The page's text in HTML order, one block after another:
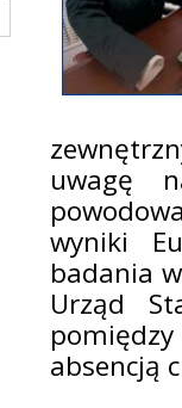
uwagę
wyniki
badania
Urząd
absencją